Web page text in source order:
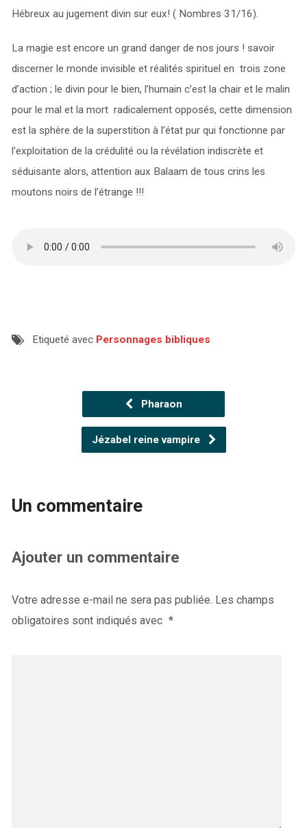
Hébreux au jugement divin sur eux! ( Nombres 31/16).
La magie est encore un grand danger de nos jours ! savoir
discerner le monde invisible et réalités spirituel en trois zone
d’action ; le divin pour le bien, l’humain c’est la chair et le malin
pour le mal et la mort radicalement opposés, cette dimension
est la sphère de la superstition à l’état pur qui fonctionne par
l’exploitation de la crédulité ou la révélation indiscrète et
séduisante alors, attention aux Balaam de tous crins les
moutons noirs de l’étrange !!!
Etiqueté avec Personnages bibliques
Pharaon
Jézabel reine vampire
Un commentaire
Ajouter un commentaire
Votre adresse e-mail ne sera pas publiée. Les champs
obligatoires sont indiqués avec *